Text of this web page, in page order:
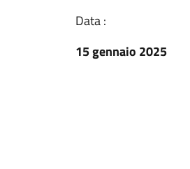
Data :
15 gennaio 2025